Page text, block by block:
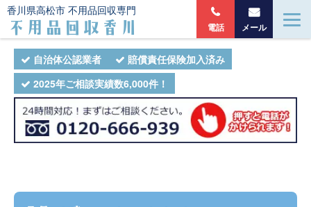
自治体公認業者
賠償責任保険加入済み
2025年ご相談実績数6,000件！
香川県高松市 不用品回収専門
不用品回収香川 電話 メール